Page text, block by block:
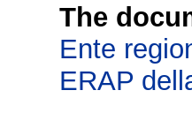
The
Ente
ERAP